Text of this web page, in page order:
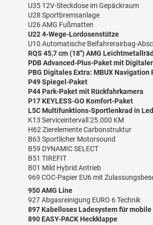
U35 12V-Steckdose im Gepäckraum
U28 Sportbremsanlage
U26 AMG Fußmatten
U22 4-Wege-Lordosenstütze
U10 Automatische Beifahrerairbag-
RQS 45,7 cm (18") AMG
PDB Advanced-Plus-Paket mit
PBG Digitales Extra: MBUX Navigation
P49 Spiegel-Paket
P44 Park-Paket mit Rückfahrkamera
P17 KEYLESS-GO Komfort-Paket
L5C Multifunktions-Sportlenkrad in
K13 Serviceintervall 25.000 KM
H62 Zierelemente Carbonstruktur
B63 Sportlicher Motorsound
B59 DYNAMIC SELECT
B51 TIREFIT
B01 Mild Hybrid Antrieb
969 COC-Papier EU6 mit
950 AMG Line
927 Abgasreinigung EURO 6 Technik
897 Kabelloses Ladesystem für mobile
890 EASY-PACK Heckklappe